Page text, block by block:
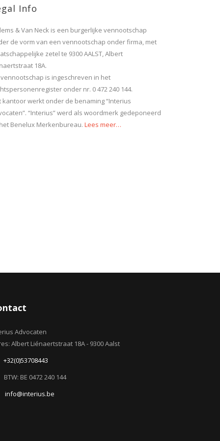
Info
& Van Neck is een burgerlijke vennootschap
de vorm van een vennootschap onder firma, met
zetel te 9300 AALST, Albert
18A.
vennootschap is ingeschreven in het
onder nr. 0 472 240 144.
kantoor werkt onder de benaming “Interius
“Interius” werd als woordmerk gedeponeerd
Benelux Merkenbureau. Lees meer…
Advocaten
Albert Liénaertstraat 18A - 9300 Aalst
+32(0)53708443
BTW: BE 0472 240 144
info@interius.be